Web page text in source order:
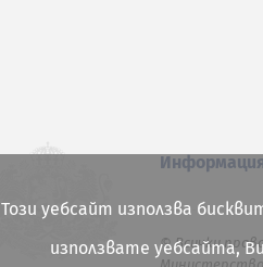
© Всички
Този уебсайт използва
използвате уебсайта,